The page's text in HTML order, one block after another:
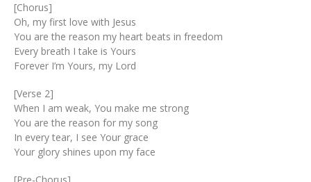
[Chorus]
Oh, my first love with Jesus
You are the reason my heart beats in freedom
Every breath I take is Yours
Forever I’m Yours, my Lord
[Verse 2]
When I am weak, You make me strong
You are the reason for my song
In every tear, I see Your grace
Your glory shines upon my face
[Pre-Chorus]